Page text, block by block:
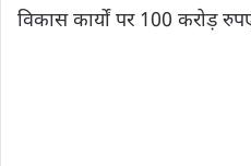
विकास कार्यों पर 100 करोड़